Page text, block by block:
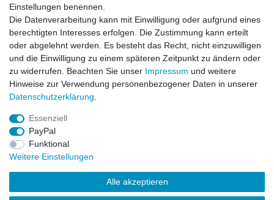
Artikel anzeigen
BDU Army Cargo Hose Schwarz
Daten­schutz­erklärung
Einstellungen benennen.
Die Datenverarbeitung kann mit Einwilligung oder aufgrund eines
berechtigten Interesses erfolgen. Die Zustimmung kann erteilt
oder abgelehnt werden. Es besteht das Recht, nicht einzuwilligen
und die Einwilligung zu einem späteren Zeitpunkt zu ändern oder
zu widerrufen. Beachten Sie unser Impressum und weitere
Hinweise zur Verwendung personenbezogener Daten in unserer
Daten­schutz­erklärung
Essenziell
PayPal
Funktional
Weitere Einstellungen
Alle akzeptieren